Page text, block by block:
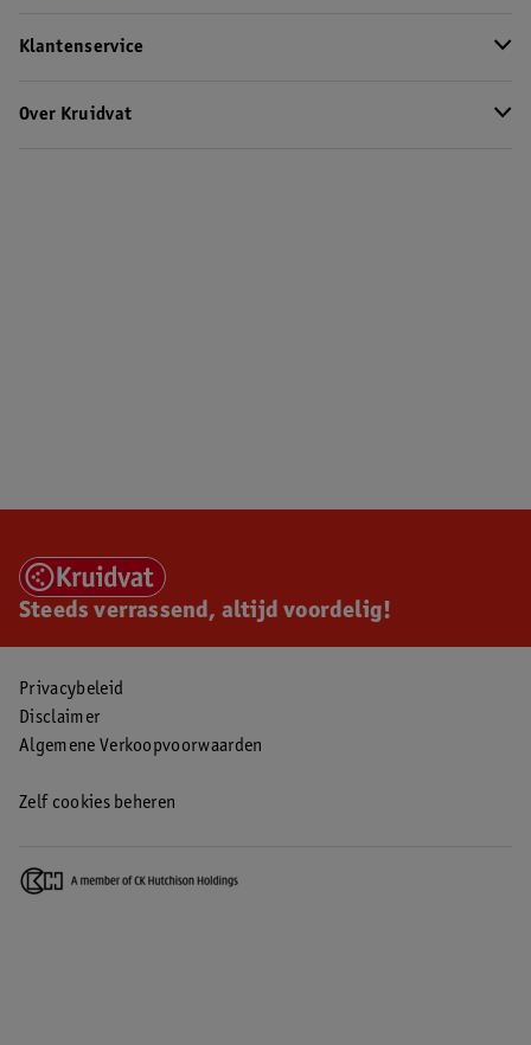
Klantenservice
Over Kruidvat
Steeds verrassend, altijd voordelig!
Privacybeleid
Disclaimer
Algemene Verkoopvoorwaarden
Zelf cookies beheren